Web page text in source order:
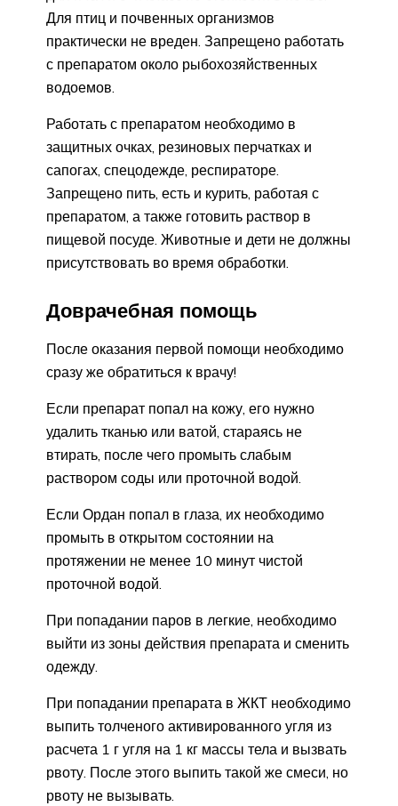
Для птиц и почвенных организмов
практически не вреден. Запрещено работать
с препаратом около рыбохозяйственных
водоемов.
Работать с препаратом необходимо в
защитных очках, резиновых перчатках и
сапогах, спецодежде, респираторе.
Запрещено пить, есть и курить, работая с
препаратом, а также готовить раствор в
пищевой посуде. Животные и дети не должны
присутствовать во время обработки.
Доврачебная помощь
После оказания первой помощи необходимо
сразу же обратиться к врачу!
Если препарат попал на кожу, его нужно
удалить тканью или ватой, стараясь не
втирать, после чего промыть слабым
раствором соды или проточной водой.
Если Ордан попал в глаза, их необходимо
промыть в открытом состоянии на
протяжении не менее 10 минут чистой
проточной водой.
При попадании паров в легкие, необходимо
выйти из зоны действия препарата и сменить
одежду.
При попадании препарата в ЖКТ необходимо
выпить толченого активированного угля из
расчета 1 г угля на 1 кг массы тела и вызвать
рвоту. После этого выпить такой же смеси, но
рвоту не вызывать.